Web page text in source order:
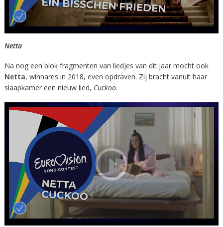
Netta
Na nog een blok fragmenten van liedjes van dit jaar mocht ook
Netta, winnares in 2018, even opdraven. Zij bracht vanuit haar
slaapkamer een nieuw lied, Cuckoo.